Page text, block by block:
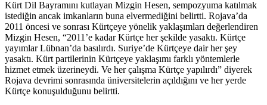
Kürt Dil Bayramını kutlayan Mizgin Hesen, sempozyuma katılmak
istediğin ancak imkanların buna elvermediğini belirtti. Rojava’da
2011 öncesi ve sonrası Kürtçeye yönelik yaklaşımları değerlendiren
Mizgin Hesen, “2011’e kadar Kürtçe her şekilde yasaktı. Kürtçe
yayımlar Lübnan’da basılırdı. Suriye’de Kürtçeye dair her şey
yasaktı. Kürt partilerinin Kürtçeye yaklaşımı farklı yöntemlerle
hizmet etmek üzerineydi. Ve her çalışma Kürtçe yapılırdı” diyerek
Rojava devrimi sonrasında üniversitelerin açıldığını ve her yerde
Kürtçe konuşulduğunu belirtti.